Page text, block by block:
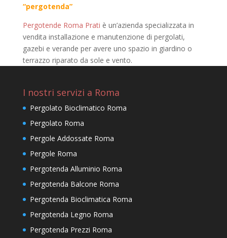
“pergotenda”
Pergotende Roma Prati è un’azienda specializzata in
vendita installazione e manutenzione di pergolati,
gazebi e verande per avere uno spazio in giardino o
terrazzo riparato da sole e vento.
I nostri servizi a Roma
Pergolato Bioclimatico Roma
Pergolato Roma
Pergole Addossate Roma
Pergole Roma
Pergotenda Alluminio Roma
Pergotenda Balcone Roma
Pergotenda Bioclimatica Roma
Pergotenda Legno Roma
Pergotenda Prezzi Roma